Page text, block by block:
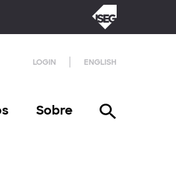
LOGIN ENGLISH
Sobre